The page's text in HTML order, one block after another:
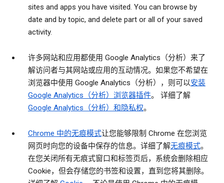
sites and apps you have visited. You can browse by
date and by topic, and delete part or all of your saved
activity.
许多网站和应用都使用 Google Analytics（分析）来了
解访问者与其网站或应用的互动情况。如果您不希望在
浏览器中使用 Google Analytics（分析），则可以安装
Google Analytics（分析）浏览器插件。 详细了解
Google Analytics（分析）和隐私权。
Chrome 中的无痕模式让您能够限制 Chrome 在您浏览
网页时向您的设备中保存的信息。详细了解无痕模式。
在您关闭所有无痕式窗口和标签页后，系统会删除相应
Cookie，但会存储您的书签和设置，直到您将其删除。